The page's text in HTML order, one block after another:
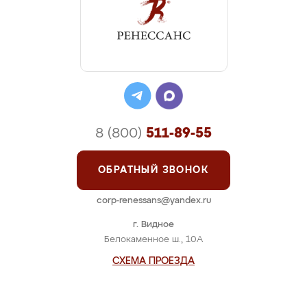
г. Видное
Белокаменное ш., 10А
СХЕМА ПРОЕЗДА
8 (800) 511-89-55
ОБРАТНЫЙ ЗВОНОК
corp-renessans@yandex.ru